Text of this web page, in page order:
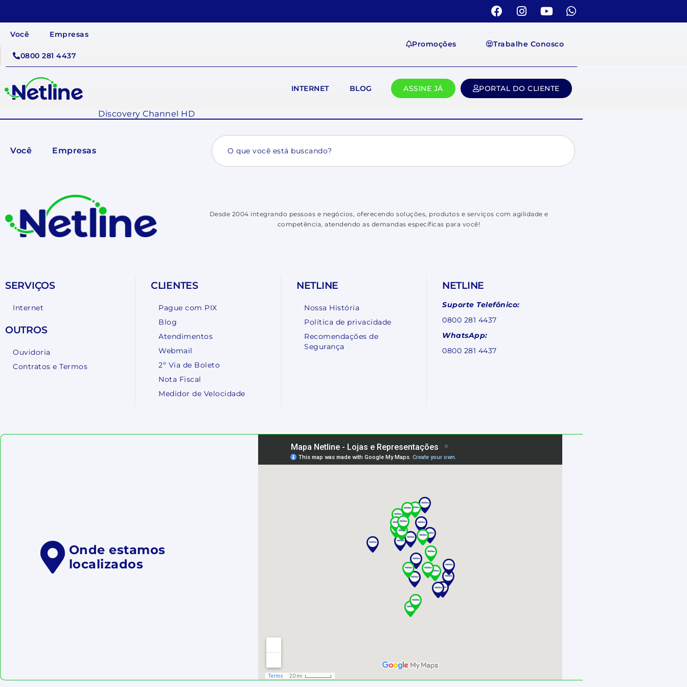
Você Empresas
0800 281 4437
Promoções Trabalhe Conosco
INTERNET BLOG ASSINE JÁ PORTAL DO CLIENTE
Discovery Channel HD
Você Empresas
Search
for:
Desde 2004 integrando pessoas e negócios, oferecendo soluções, produtos e serviços com agilidade e
competência, atendendo as demandas específicas para você!
SERVIÇOS
Internet
OUTROS
Ouvidoria
Contratos e Termos
CLIENTES
Pague com PIX
Blog
Atendimentos
Webmail
2º Via de Boleto
Nota Fiscal
Medidor de Velocidade
NETLINE
Nossa História
Política de privacidade
Recomendações de
Segurança
NETLINE
Suporte Telefônico:
0800 281 4437
WhatsApp:
0800 281 4437
Onde estamos
localizados